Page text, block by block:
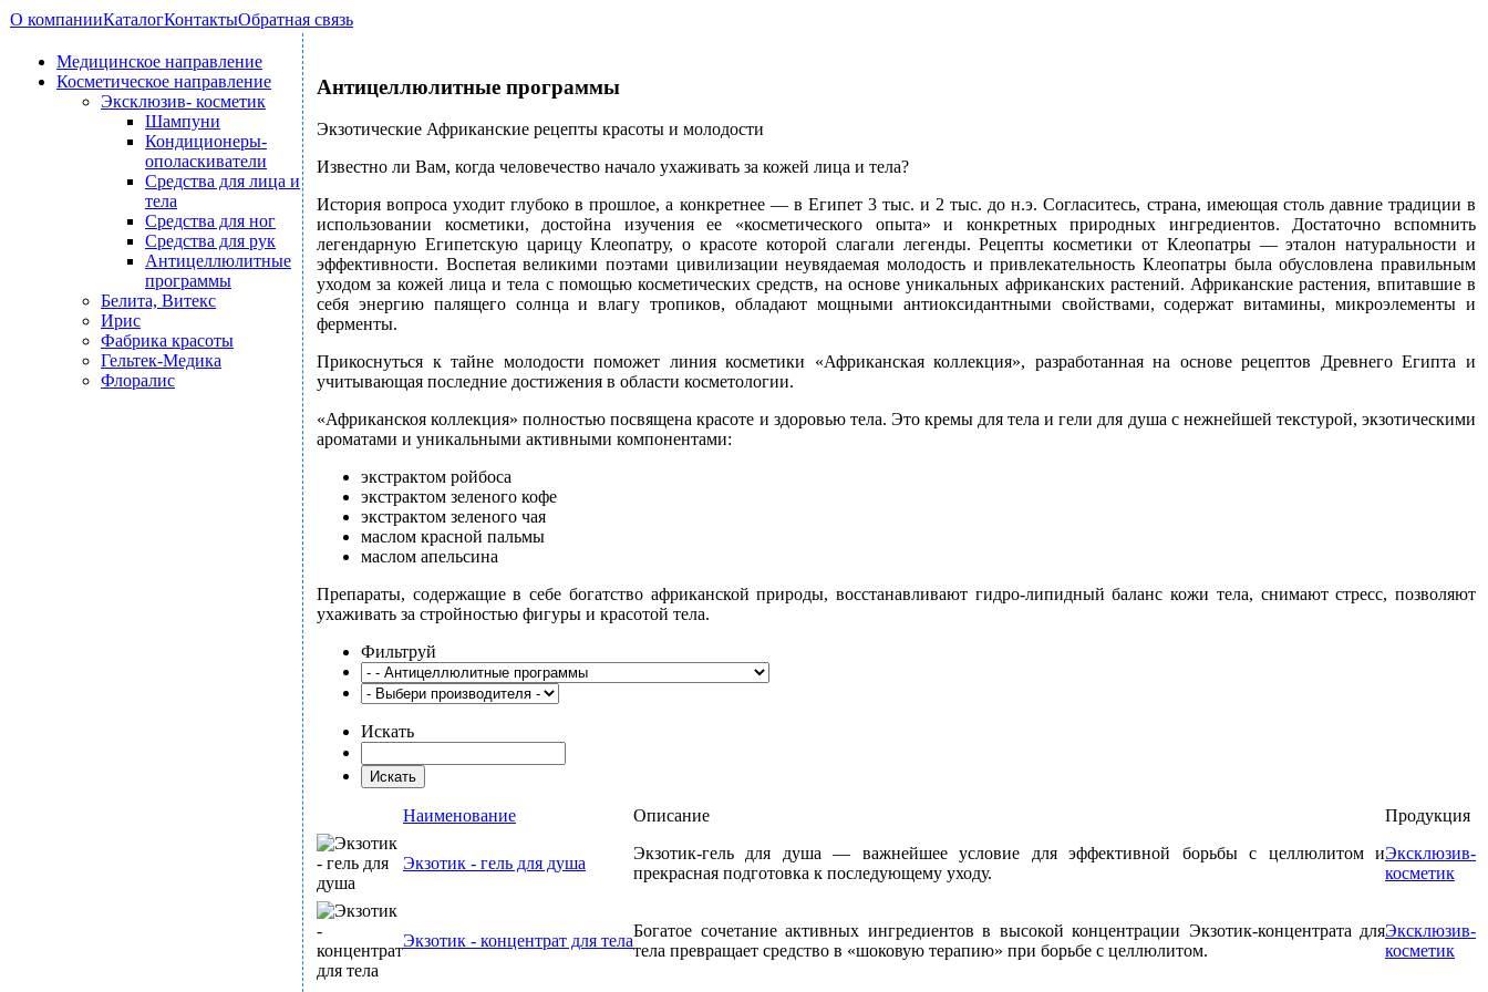
О компанииКаталогКонтактыОбратная связь
Медицинское направление
Косметическое направление
Эксклюзив- косметик
Шампуни
Кондиционеры-
ополаскиватели
Средства для лица и
тела
Средства для ног
Средства для рук
Антицеллюлитные
программы
Белита, Витекс
Ирис
Фабрика красоты
Гельтек-Медика
Флоралис
Антицеллюлитные программы
Экзотические Африканские рецепты красоты и молодости
Известно ли Вам, когда человечество начало ухаживать за кожей лица и тела?
История вопроса уходит глубоко в прошлое, а конкретнее — в Египет 3 тыс. и 2 тыс. до н.э. Согласитесь, страна, имеющая столь давние традиции в
использовании косметики, достойна изучения ее «косметического опыта» и конкретных природных ингредиентов. Достаточно вспомнить
легендарную Египетскую царицу Клеопатру, о красоте которой слагали легенды. Рецепты косметики от Клеопатры — эталон натуральности и
эффективности. Воспетая великими поэтами цивилизации неувядаемая молодость и привлекательность Клеопатры была обусловлена правильным
уходом за кожей лица и тела с помощью косметических средств, на основе уникальных африканских растений. Африканские растения, впитавшие в
себя энергию палящего солнца и влагу тропиков, обладают мощными антиоксидантными свойствами, содержат витамины, микроэлементы и
ферменты.
Прикоснуться к тайне молодости поможет линия косметики «Африканская коллекция», разработанная на основе рецептов Древнего Египта и
учитывающая последние достижения в области косметологии.
«Африканскоя коллекция» полностью посвящена красоте и здоровью тела. Это кремы для тела и гели для душа с нежнейшей текстурой, экзотическими
ароматами и уникальными активными компонентами:
экстрактом ройбоса
экстрактом зеленого кофе
экстрактом зеленого чая
маслом красной пальмы
маслом апельсина
Препараты, содержащие в себе богатство африканской природы, восстанавливают гидро-липидный баланс кожи тела, снимают стресс, позволяют
ухаживать за стройностью фигуры и красотой тела.
Фильтруй
Искать
Наименование Описание Продукция
Экзотик - гель для душа
Экзотик-гель для душа — важнейшее условие для эффективной борьбы с целлюлитом и
прекрасная подготовка к последующему уходу.
Эксклюзив-
косметик
Экзотик - концентрат для тела
Богатое сочетание активных ингредиентов в высокой концентрации Экзотик-концентрата для
тела превращает средство в «шоковую терапию» при борьбе с целлюлитом.
Эксклюзив-
косметик